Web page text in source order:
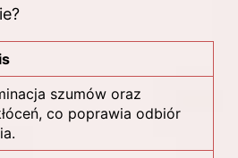
szumów oraz
co poprawia odbiór